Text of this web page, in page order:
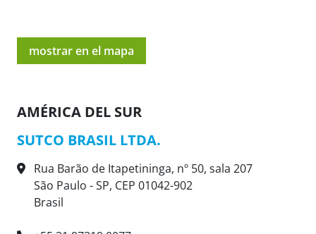
mostrar en el mapa
AMÉRICA DEL SUR
SUTCO BRASIL LTDA.
Rua Barão de Itapetininga, nº 50, sala 207
São Paulo - SP, CEP 01042-902
Brasil